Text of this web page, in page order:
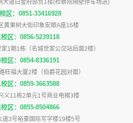
大道白金府邸负1楼(检察院隔壁停车场进)
区：0851-33416928
黄果树大街印象安顺A座16楼
区：0856-5239118
1期1栋（名城世家公交站后面2楼）
区：0854-8336191
旺福大厦2楼（伯爵花园对面）
区：0859-3663588
义11栋2单元1号商业电梯3楼
区：0855-8504866
道3号裕豪国际写字楼19楼5号